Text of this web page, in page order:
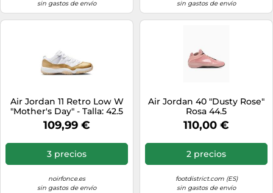
sin gastos de envío
sin gastos de envío
Air Jordan 11 Retro Low W
"Mother's Day" - Talla: 42.5
white
109,99 €
3 precios
noirfonce.es
sin gastos de envío
Air Jordan 40 "Dusty Rose"
Rosa 44.5
110,00 €
2 precios
footdistrict.com (ES)
sin gastos de envío